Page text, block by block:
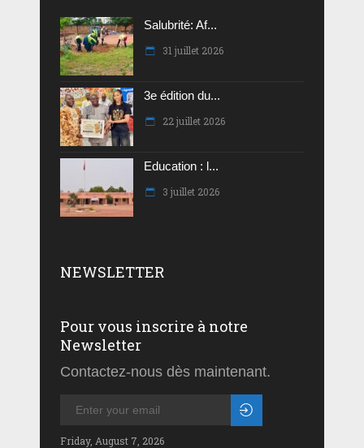
Salubrité: Af...
31 juillet 2026
3e édition du...
22 juillet 2026
Education : l...
3 juillet 2026
NEWSLETTER
Pour vous inscrire à notre
Newsletter
Contactez-nous dès maintenant.
Friday, August 7, 2026